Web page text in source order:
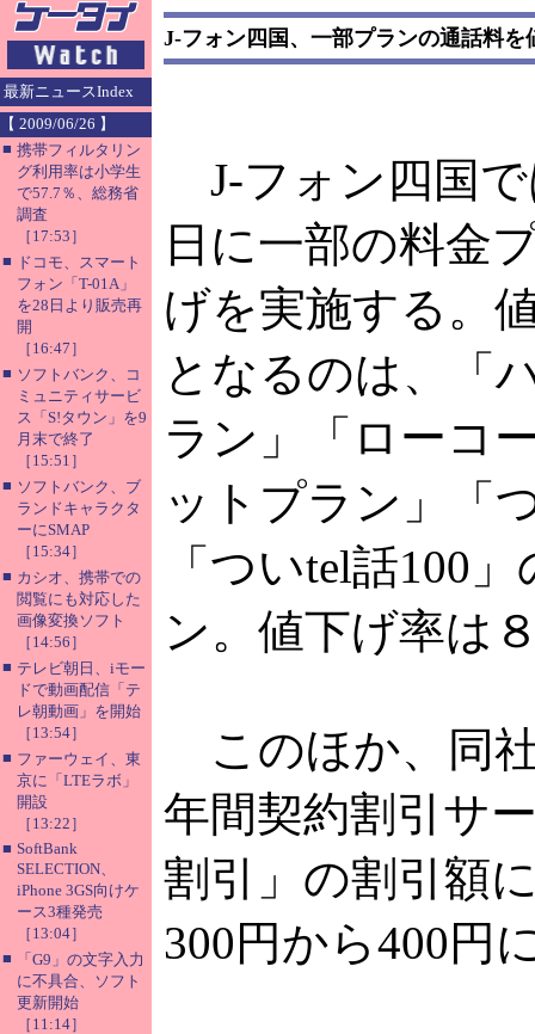
最新ニュースIndex
【 2009/06/26 】
■ 携帯フィルタリン
グ利用率は小学生
で57.7％、総務省
調査
［17:53］
■ ドコモ、スマート
フォン「T-01A」
を28日より販売再
開
［16:47］
■ ソフトバンク、コ
ミュニティサービ
ス「S!タウン」を9
月末で終了
［15:51］
■ ソフトバンク、ブ
ランドキャラクタ
ーにSMAP
［15:34］
■ カシオ、携帯での
閲覧にも対応した
画像変換ソフト
［14:56］
■ テレビ朝日、iモー
ドで動画配信「テ
レ朝動画」を開始
［13:54］
■ ファーウェイ、東
京に「LTEラボ」
開設
［13:22］
■ SoftBank
SELECTION、
iPhone 3GS向けケ
ース3種発売
［13:04］
■
「G9」の文字入力
に不具合、ソフト
更新開始
［11:14］
J-フォン四国、一部プランの通話料を
J-フォン四国
日に一部の料金
げを実施する。
となるのは、「
ラン」「ローコ
ットプラン」「
「ついtel話100
ン。値下げ率は
このほか、同
年間契約割引サ
割引」の割引額
300円から400円